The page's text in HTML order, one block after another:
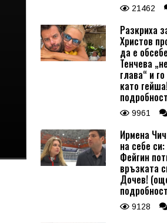
21462
Разкриха
Христов
да е
Тенчева
глава“ и
като
9961
Ирмена
на себе
Фейгин
връзката
Дочев!
9128